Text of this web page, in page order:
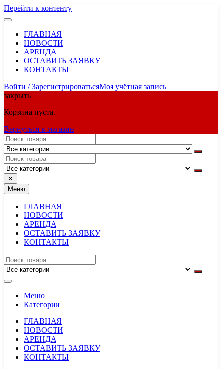
Перейти к контенту
ГЛАВНАЯ
НОВОСТИ
АРЕНДА
ОСТАВИТЬ ЗАЯВКУ
КОНТАКТЫ
Войти / ЗарегистрироватьсяМоя учётная запись
закрыть
Корзина пуста.
Вернуться в магазин
✕
Меню
ГЛАВНАЯ
НОВОСТИ
АРЕНДА
ОСТАВИТЬ ЗАЯВКУ
КОНТАКТЫ
Меню
Категории
ГЛАВНАЯ
НОВОСТИ
АРЕНДА
ОСТАВИТЬ ЗАЯВКУ
КОНТАКТЫ